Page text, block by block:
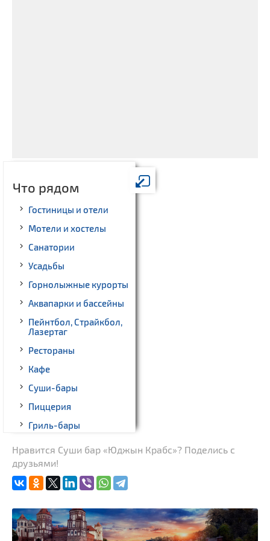
Что рядом
Гостиницы и отели
Мотели и хостелы
Санатории
Усадьбы
Горнолыжные курорты
Аквапарки и бассейны
Пейнтбол, Страйкбол,
Лазертаг
Рестораны
Кафе
Суши-бары
Пиццерия
Гриль-бары
Театры
Ночные клубы
Бильярд
Казино
Нравится Суши бар «Юджын Крабс»? Поделись с
друзьями!